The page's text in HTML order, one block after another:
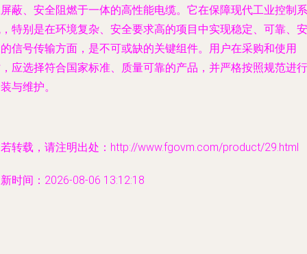
蔽、安全阻燃于一体的高性能电缆。它在保障现代工业控制系
特别是在环境复杂、安全要求高的项目中实现稳定、可靠、安
信号传输方面，是不可或缺的关键组件。用户在采购和使用
应选择符合国家标准、质量可靠的产品，并严格按照规范进行
与维护。
转载，请注明出处：http://www.fgovm.com/product/29.html
时间：2026-08-06 13:12:18